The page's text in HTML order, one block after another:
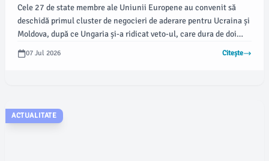
Cele 27 de state membre ale Uniunii Europene au convenit să
deschidă primul cluster de negocieri de aderare pentru Ucraina și
Moldova, după ce Ungaria și-a ridicat veto-ul, care dura de doi
ani. Această decizie marchează un pas semnificativ în procesul
de integrare europeană pentru cele două țări, conform
07 Jul 2026 Citește
ACTUALITATE